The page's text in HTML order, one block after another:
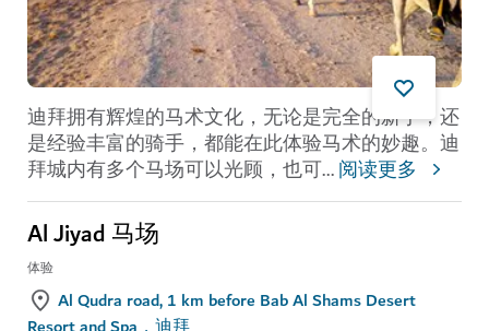
迪拜拥有辉煌的马术文化，无论是完全的新手，还
是经验丰富的骑手，都能在此体验马术的妙趣。迪
拜城内有多个马场可以光顾，也可...阅读更多
Al Jiyad 马场
体验
Al Qudra road, 1 km before Bab Al Shams Desert